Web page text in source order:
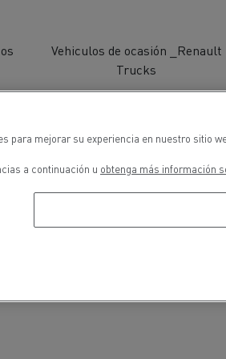
Vehiculos de ocasión _Renault
Trucks
para mejorar su experiencia en nuestro sitio
a continuación u obtenga más información